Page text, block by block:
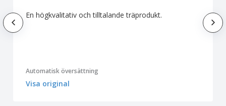
En högkvalitativ och tilltalande träprodukt.
Automatisk översättning
Visa original